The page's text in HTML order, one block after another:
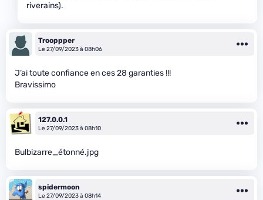
riverains).
Trooppper
Le 27/09/2023 à 08h06
J’ai toute confiance en ces 28 garanties !!!
Bravissimo
127.0.0.1
Le 27/09/2023 à 08h10
Bulbizarre_étonné.jpg
spidermoon
Le 27/09/2023 à 08h14